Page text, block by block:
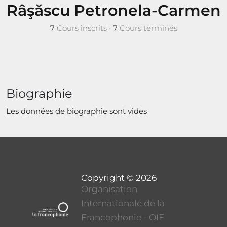
Râşăscu Petronela-Carmen
7 Cours inscrits • 7 Cours terminés
Biographie
Les données de biographie sont vides
Organisation
Internationale de la
Francophonie - OIF